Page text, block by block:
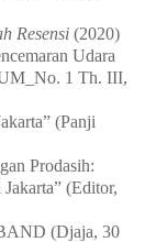
Resensi(2020)
Udara
1 Th. III,
(Panji
Prodasih:
(Editor,
(Djaja, 30